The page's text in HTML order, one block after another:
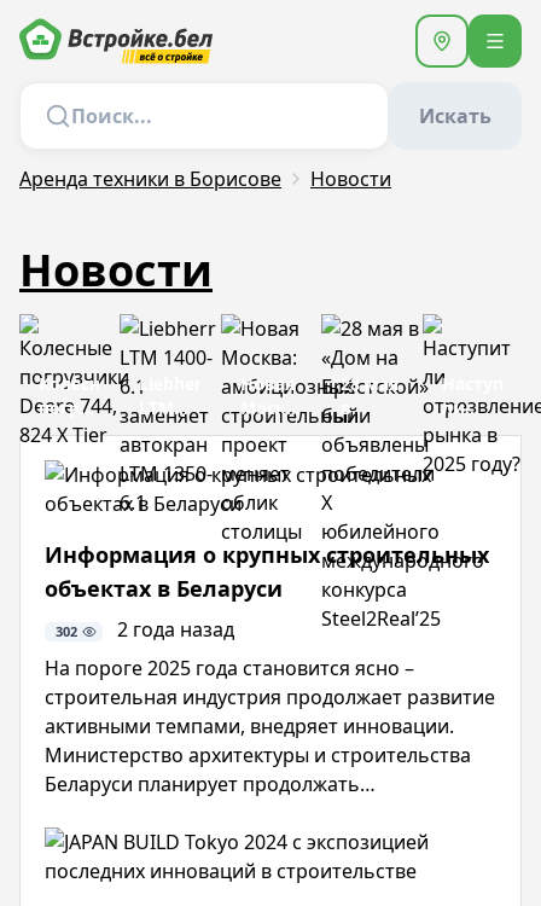
Искать
Аренда техники в Борисове Новости
Новости
Колесные
погрузчики
Deere
744,
824 X
Tier
Liebherr
LTM
1400-
6.1
заменяет
автокран
1350-
Новая
Москва:
амбициозный
строительный
проект
меняет
облик
столицы
28 мая
в
«Дом
на
Брестской»
объявлены
победители
юбилейного
международного
Steel2Real’25
Наступит
ли
рынка
в 2025
Информация о крупных строительных
объектах в Беларуси
302
2 года назад
На пороге 2025 года становится ясно –
строительная индустрия продолжает развитие
активными темпами, внедряет инновации.
Министерство архитектуры и строительства
Беларуси планирует продолжать
развивать социальную инфраструктуру.
Соблюдая стандарты качества, проектируются